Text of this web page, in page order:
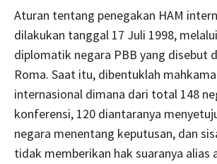
Aturan tentang penegakan HAM
dilakukan tanggal 17 Juli 1998,
diplomatik negara PBB yang disebut
Roma. Saat itu, dibentuklah
internasional dimana dari total 148
konferensi, 120 diantaranya
negara menentang keputusan, dan
tidak memberikan hak suaranya alias